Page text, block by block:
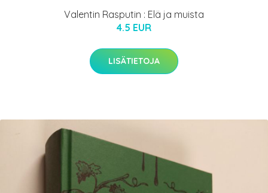
Valentin Rasputin : Elä ja muista
4.5 EUR
LISÄTIETOJA